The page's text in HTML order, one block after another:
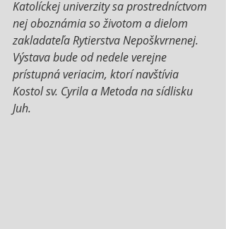
Katolíckej univerzity sa prostredníctvom
nej oboznámia so životom a dielom
zakladateľa Rytierstva Nepoškvrnenej.
Výstava bude od nedele verejne
prístupná veriacim, ktorí navštívia
Kostol sv. Cyrila a Metoda na sídlisku
Juh.